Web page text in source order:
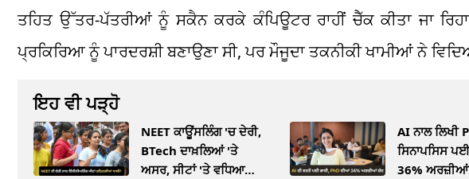
ਤਹਿਤ ਉੱਤਰ-ਪੱਤਰੀਆਂ ਨੂੰ ਸਕੈਨ ਕਰਕੇ ਕੰਪਿਊਟਰ ਰਾਹੀਂ ਚੈੱਕ ਕੀਤਾ ਜਾ
ਪ੍ਰਕਿਰਿਆ ਨੂੰ ਪਾਰਦਰਸ਼ੀ ਬਣਾਉਣਾ ਸੀ, ਪਰ ਮੌਜੂਦਾ ਤਕਨੀਕੀ ਖਾਮੀਆਂ ਨੇ
ਇਹ ਵੀ ਪੜ੍ਹੋ
NEET ਕਾਊਂਸਲਿੰਗ 'ਚ ਦੇਰੀ,
BTech ਦਾਖ਼ਲਿਆਂ 'ਤੇ
ਅਸਰ, ਸੀਟਾਂ 'ਤੇ ਵਧਿਆ
AI ਨਾਲ ਲਿਖੀ
ਸਿਨਾਪਸਿਸ ਪਈ
36% ਅਰਜ਼ੀਆਂ